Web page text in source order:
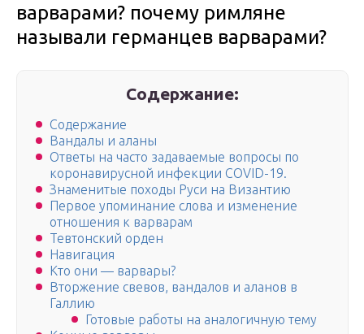
варварами? почему римляне
называли германцев варварами?
Содержание:
Содержание
Вандалы и аланы
Ответы на часто задаваемые вопросы по
коронавирусной инфекции COVID-19.
Знаменитые походы Руси на Византию
Первое упоминание слова и изменение
отношения к варварам
Тевтонский орден
Навигация
Кто они — варвары?
Вторжение свевов, вандалов и аланов в
Галлию
Готовые работы на аналогичную тему